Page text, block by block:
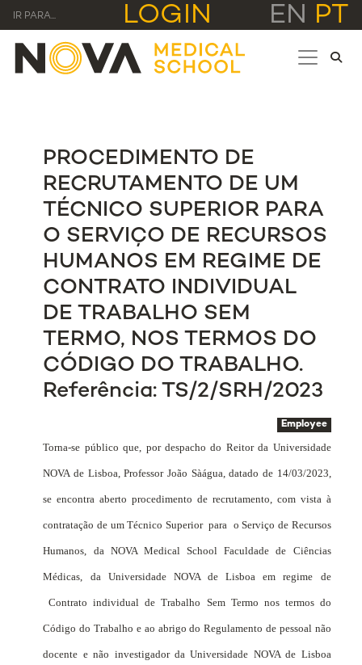
IR PARA... LOGIN EN PT
PROCEDIMENTO DE
RECRUTAMENTO DE UM
TÉCNICO SUPERIOR PARA
O SERVIÇO DE RECURSOS
HUMANOS EM REGIME DE
CONTRATO INDIVIDUAL
DE TRABALHO SEM
TERMO, NOS TERMOS DO
CÓDIGO DO TRABALHO.
Referência: TS/2/SRH/2023
Employee
Torna-se público que, por despacho do Reitor da Universidade
NOVA de Lisboa, Professor João Sàágua, datado de 14/03/2023,
se encontra aberto procedimento de recrutamento, com vista à
contratação de um Técnico Superior para o Serviço de Recursos
Humanos, da NOVA Medical School Faculdade de Ciências
Médicas, da Universidade NOVA de Lisboa em regime de
Contrato individual de Trabalho Sem Termo nos termos do
Código do Trabalho e ao abrigo do Regulamento de pessoal não
docente e não investigador da Universidade NOVA de Lisboa